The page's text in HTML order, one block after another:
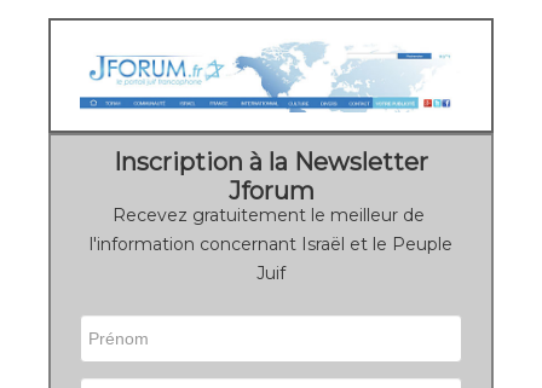
Inscription à la Newsletter
Jforum
Recevez gratuitement le meilleur de
l'information concernant Israël et le Peuple
Juif